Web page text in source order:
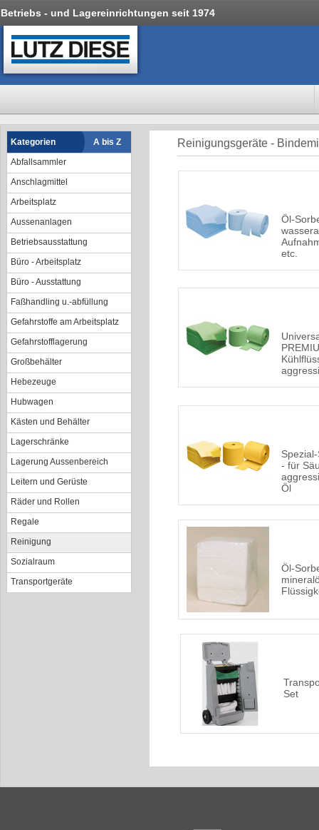
Betriebs - und Lagereinrichtungen seit 1974
Kategorien
A bis Z
Abfallsammler
Anschlagmittel
Arbeitsplatz
Aussenanlagen
Betriebsausstattung
Büro - Arbeitsplatz
Büro - Ausstattung
Faßhandling u.-abfüllung
Gefahrstoffe am Arbeitsplatz
Gefahrstofflagerung
Großbehälter
Hebezeuge
Hubwagen
Kästen und Behälter
Lagerschränke
Lagerung Aussenbereich
Leitern und Gerüste
Räder und Rollen
Regale
Reinigung
Sozialraum
Transportgeräte
Reinigungsgeräte -
Öl-
etc.
- für
Öl
Öl-
Set